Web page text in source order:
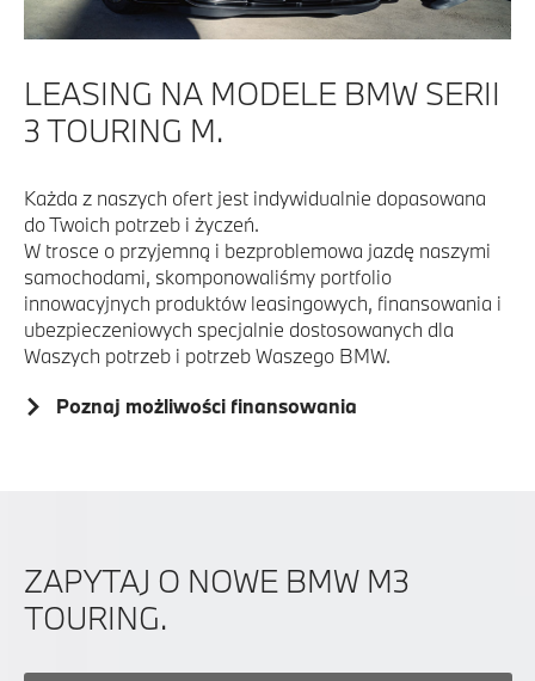
LEASING NA MODELE BMW SERII
3 TOURING M.
Każda z naszych ofert jest indywidualnie dopasowana
do Twoich potrzeb i życzeń.
W trosce o przyjemną i bezproblemowa jazdę naszymi
samochodami, skomponowaliśmy portfolio
innowacyjnych produktów leasingowych, finansowania i
ubezpieczeniowych specjalnie dostosowanych dla
Waszych potrzeb i potrzeb Waszego BMW.
Poznaj możliwości finansowania
ZAPYTAJ O NOWE BMW M3
TOURING.